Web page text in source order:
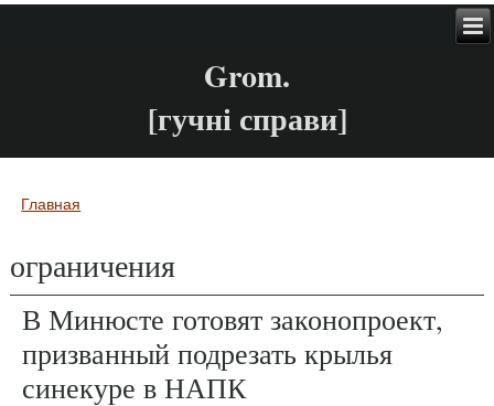
Grom.
[гучні справи]
Вы здесь
Главная
ограничения
В Минюсте готовят законопроект,
призванный подрезать крылья
синекуре в НАПК